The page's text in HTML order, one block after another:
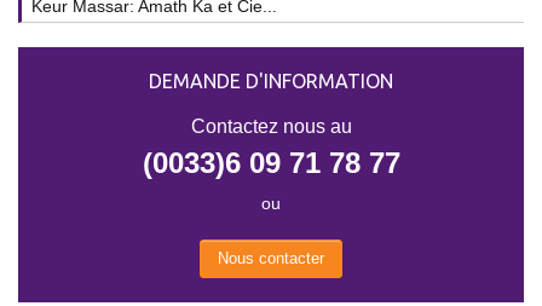
Keur Massar: Amath Ka et Cie...
DEMANDE D'INFORMATION
Contactez nous au
(0033)6 09 71 78 77
ou
Nous contacter